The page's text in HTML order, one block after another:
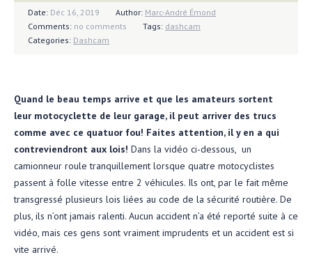
Date: Déc 16, 2019 Author: Marc-André Émond
Comments: no comments Tags: dashcam
Categories: Dashcam
Quand le beau temps arrive et que les amateurs sortent
leur motocyclette de leur garage, il peut arriver des trucs
comme avec ce quatuor fou! Faites attention, il y en a qui
contreviendront aux lois! Dans la vidéo ci-dessous, un
camionneur roule tranquillement lorsque quatre motocyclistes
passent à folle vitesse entre 2 véhicules. Ils ont, par le fait même
transgressé plusieurs lois liées au code de la sécurité routière. De
plus, ils n’ont jamais ralenti. Aucun accident n’a été reporté suite à ce
vidéo, mais ces gens sont vraiment imprudents et un accident est si
vite arrivé.